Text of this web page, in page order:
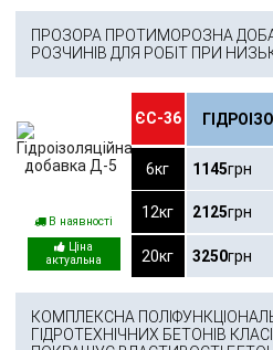
ПРОЗОРА ПРОТИМОРОЗНА
РОЗЧИНІВ ДЛЯ РОБІТ ПРИ
В наявності
ЄС-36
6кг 1145грн
12кг 2125грн
20кг 3250грн
КОМПЛЕКСНА
ГІДРОТЕХНІЧНИХ БЕТОНІВ